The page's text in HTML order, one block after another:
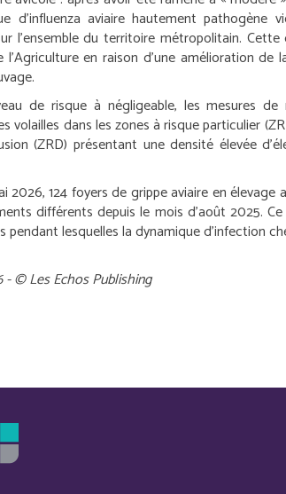
d’influenza aviaire hautement pathogène
l’ensemble du territoire métropolitain. Cette
en raison d’une amélioration de
de risque à négligeable, les mesures de
volailles dans les zones à risque particulier
(ZRD) présentant une densité élevée
2026, 124 foyers de grippe aviaire en élevage
différents depuis le mois d’août 2025.
pendant lesquelles la dynamique d’infection
© Les Echos Publishing